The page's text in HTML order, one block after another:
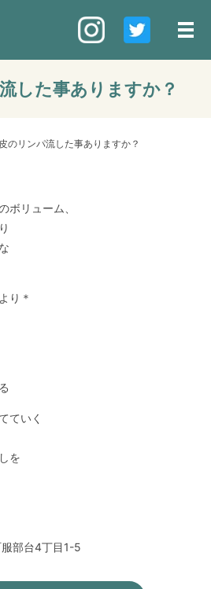
した事ありますか？
のリンパ流した事ありますか？
ボリューム、
り＊
ていく
を
部台4丁目1-5